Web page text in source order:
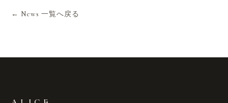
← News 一覧へ戻る